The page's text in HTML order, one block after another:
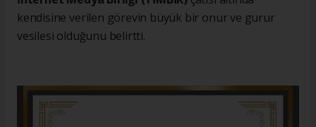
kendisine verilen görevin büyük bir onur ve gurur
vesilesi olduğunu belirtti.